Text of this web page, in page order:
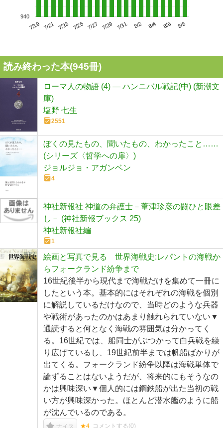
7/19 7/21 7/23 7/25 7/27 7/29 7/31 8/2 8/4 8/6 8/8
940
読み終わった本(945冊)
ローマ人の物語 (4) ― ハンニバル戦記(中) (新潮文
庫)
塩野 七生
2551
ぼくの見たもの、聞いたもの、わかったこと……
(シリーズ〈哲学への扉〉)
ジョルジョ・アガンベン
4
神社新報社 神道の弁護士－葦津珍彦の闘ひと眼差
し－ (神社新報ブックス 25)
神社新報社編
1
絵画と写真で見る 世界海戦史:レパントの海戦か
らフォークランド紛争まで
16世紀後半から現代まで海戦だけを集めて一冊に
したという本。基本的にはそれぞれの海戦を個別
に解説しているだけなので、当時どのような兵器
や戦術があったのかはあまり触れられていない▼
通読すると何となく海戦の雰囲気は分かってく
る。16世紀では、船同士がぶつかって白兵戦を繰
り広げているし、19世紀前半までは帆船ばかりが
出てくる。フォークランド紛争以降は海戦単体で
論ずることはないようだが、将来的にもそうなの
かは興味深い▼個人的には鋼鉄船が出た当初の戦
い方が興味深かった。ほとんど潜水艦のように船
が沈んでいるのである。
ナイス ★4 コメントする(0)